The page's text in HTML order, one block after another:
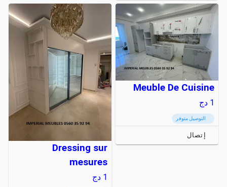
Meuble De Cuisine
1 دج
التوصيل متوفر
إتصال
Dressing sur
mesures
1 دج